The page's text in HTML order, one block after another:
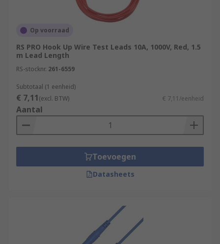
Op voorraad
RS PRO Hook Up Wire Test Leads 10A, 1000V, Red, 1.5
m Lead Length
RS-stocknr. 261-6559
Subtotaal (1 eenheid)
€ 7,11(excl. BTW) € 7,11/eenheid
Aantal
Toevoegen
Datasheets